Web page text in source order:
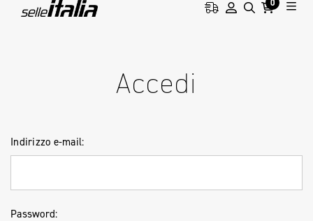
0
Accedi
Indirizzo e-mail:
Password: